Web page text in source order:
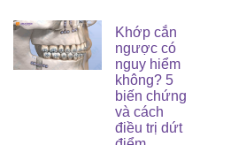
Khớp cắn
ngược có
nguy hiểm
không? 5
biến chứng
và cách
điều trị dứt